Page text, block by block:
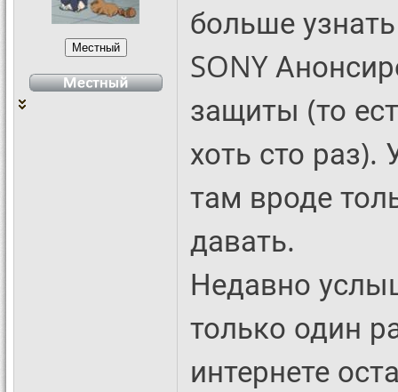
больше
SONY
защиты (то
хоть сто
там вроде
давать.
Недавно
только один
интернете